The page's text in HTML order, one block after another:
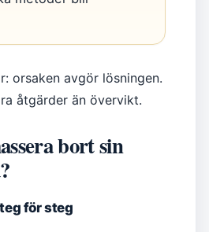
orsaken avgör lösningen.
åtgärder än övervikt.
bort sin
för steg